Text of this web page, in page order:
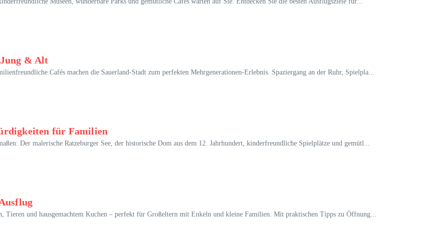
& Alt
Cafés machen die Sauerland-Stadt zum perfekten Mehrgenerationen-Erlebnis. Spaziergang an der Ruhr, Spielpla...
für Familien
Der malerische Ratzeburger See, der historische Dom aus dem 12. Jahrhundert, kinderfreundliche Spielplätze und gemütl...
Tieren und hausgemachtem Kuchen – perfekt für Großeltern mit Enkeln und kleine Familien. Mit praktischen Tipps zu Öffnung...